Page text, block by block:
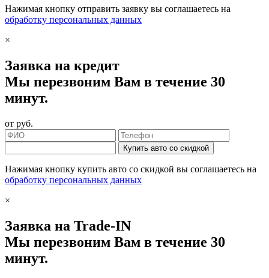
Нажимая кнопку отправить заявку вы соглашаетесь на
обработку персональных данных
×
Заявка на кредит
Мы перезвоним Вам в течение 30
минут.
от руб.
Купить авто со скидкой
Нажимая кнопку купить авто со скидкой вы соглашаетесь на
обработку персональных данных
×
Заявка на Trade-IN
Мы перезвоним Вам в течение 30
минут.